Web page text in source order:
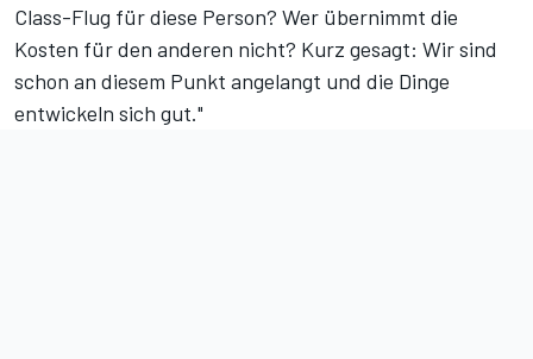
Class-Flug für diese Person? Wer übernimmt die
Kosten für den anderen nicht? Kurz gesagt: Wir sind
schon an diesem Punkt angelangt und die Dinge
entwickeln sich gut."